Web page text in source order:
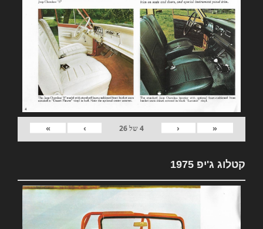
«
‹
4של26
›
»
קטלוג ג'יפ 1975